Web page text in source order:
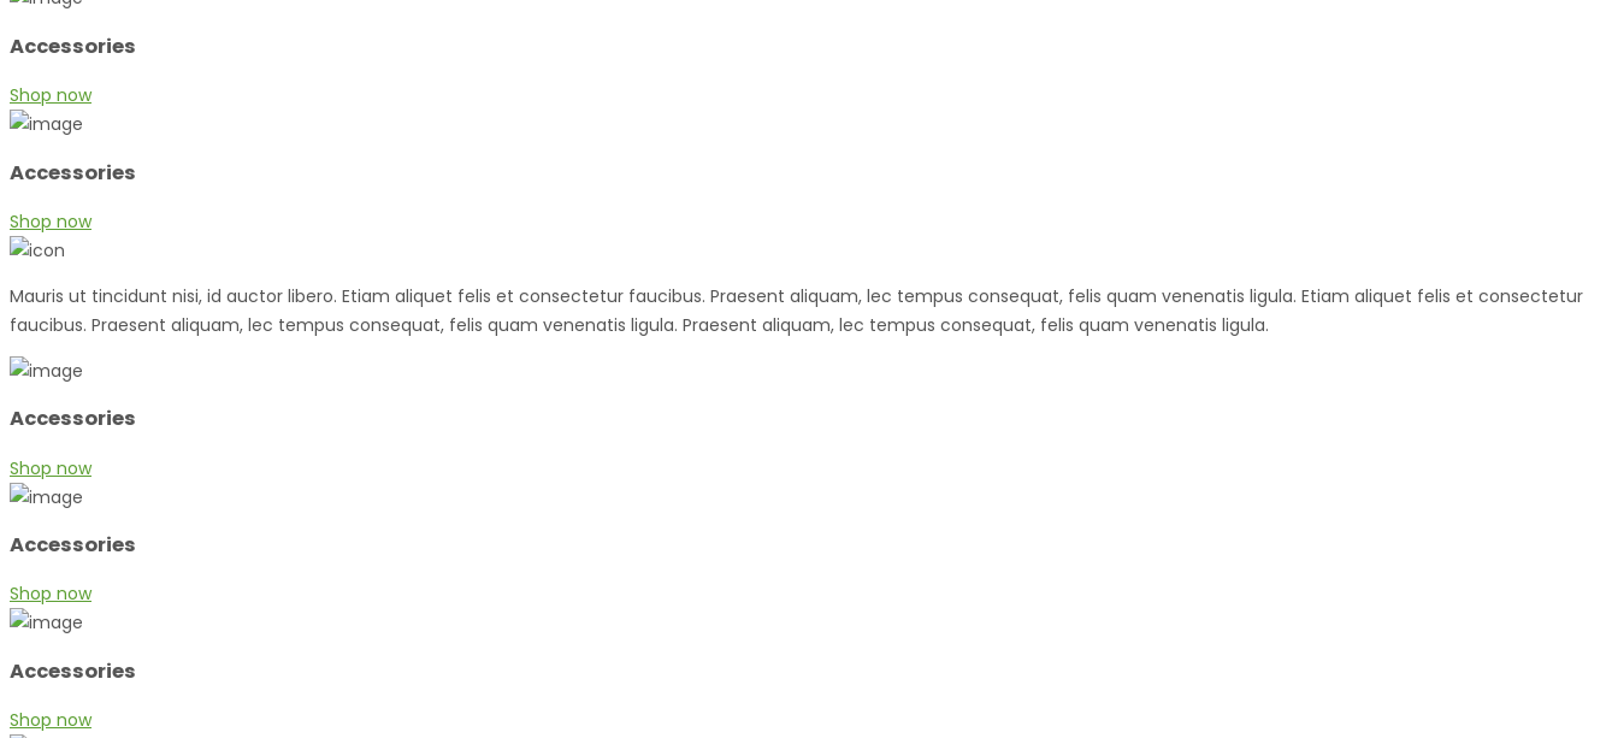
Accessories
Shop now
Accessories
Shop now
Mauris ut tincidunt nisi, id auctor libero. Etiam aliquet felis et consectetur faucibus. Praesent aliquam, lec tempus consequat, felis quam venenatis ligula. Etiam aliquet felis et consectetur
faucibus. Praesent aliquam, lec tempus consequat, felis quam venenatis ligula. Praesent aliquam, lec tempus consequat, felis quam venenatis ligula.
Accessories
Shop now
Accessories
Shop now
Accessories
Shop now